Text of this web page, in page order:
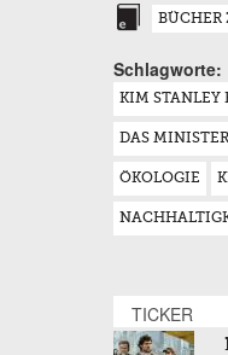
BÜCHER
Schlagworte:
KIM STANLEY
DAS
ÖKOLOGIE
TICKER